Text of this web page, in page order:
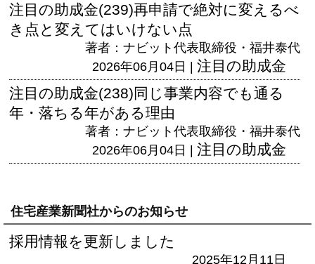
注目の助成金(239)再申請で絶対に変えるべ
き点と変えてはいけない点
著者：ナビット代表取締役・福井泰代
2026年06月04日 | 注目の助成金
注目の助成金(238)同じ事業内容でも通る
年・落ちる年がある理由
著者：ナビット代表取締役・福井泰代
2026年06月04日 | 注目の助成金
住宅産業新聞社からのお知らせ
採用情報を更新しました
2025年12月11日